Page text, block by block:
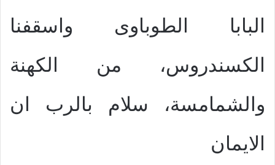
البابا الطوباوى واسقفنا
الكسندروس، من الكهنة
والشمامسة، سلام بالرب ان
الايمان